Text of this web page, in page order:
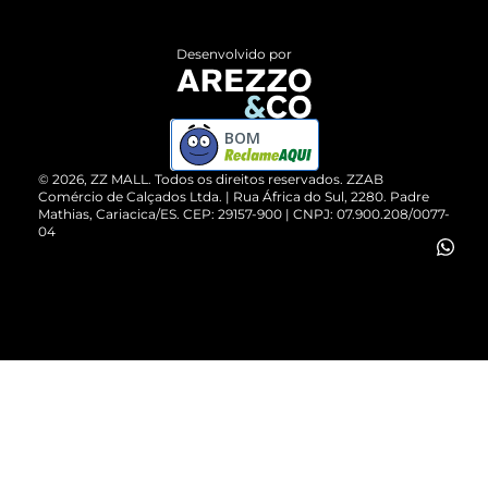
ZZ MALL é confiável
Cartão Presente
Vendas Corporativas
Devolução do Produto
Compre pelo WhatsApp
© 2026, ZZ MALL. Todos os direitos reservados. ZZAB
Comércio de Calçados Ltda. | Rua África do Sul, 2280. Padre
Mathias, Cariacica/ES. CEP: 29157-900 | CNPJ: 07.900.208/0077-
04
Desenvolvido por
BOM